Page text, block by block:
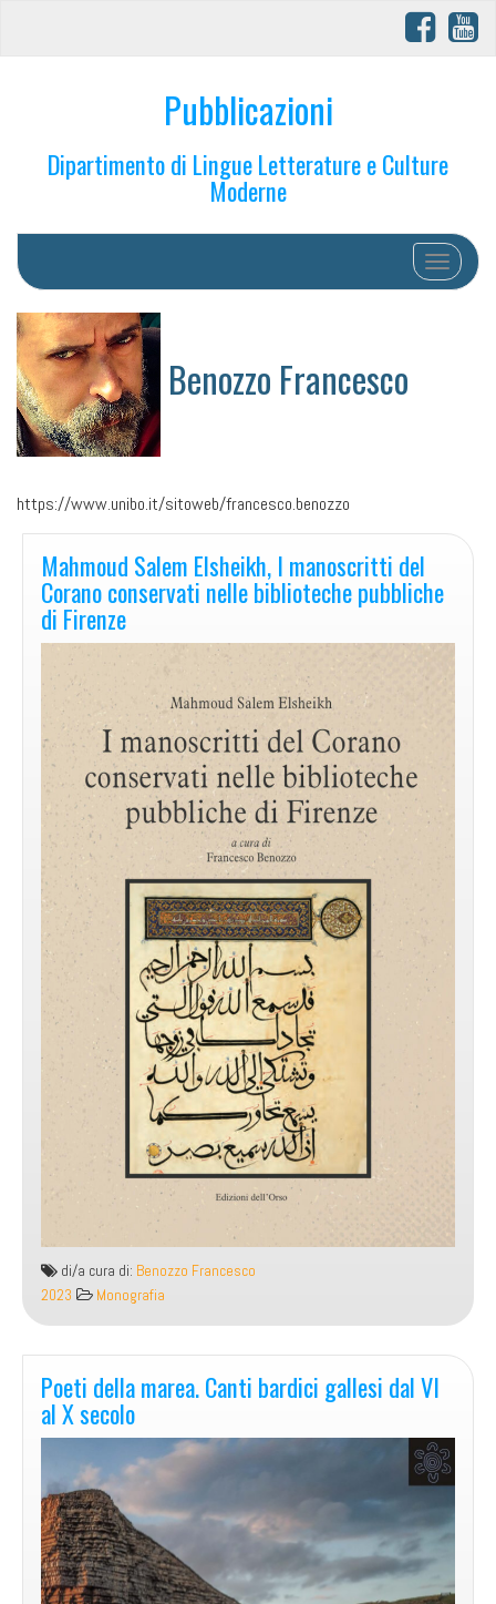
Pubblicazioni
Dipartimento di Lingue Letterature e Culture
Moderne
Toggle
Benozzo Francesco
https://www.unibo.it/sitoweb/francesco.benozzo
Mahmoud Salem Elsheikh, I manoscritti del
Corano conservati nelle biblioteche pubbliche
di Firenze
di/a cura di: Benozzo Francesco
2023
Monografia
Poeti della marea. Canti bardici gallesi dal VI
al X secolo